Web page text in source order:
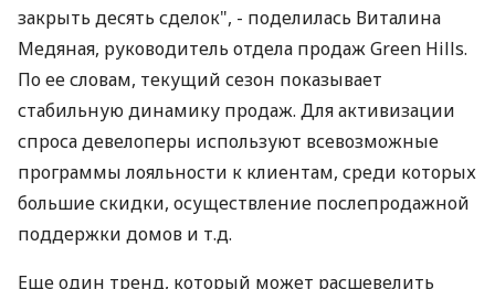
закрыть десять сделок", - поделилась Виталина
Медяная, руководитель отдела продаж Green Hills.
По ее словам, текущий сезон показывает
стабильную динамику продаж. Для активизации
спроса девелоперы используют всевозможные
программы лояльности к клиентам, среди которых
большие скидки, осуществление послепродажной
поддержки домов и т.д.
Еще один тренд, который может расшевелить